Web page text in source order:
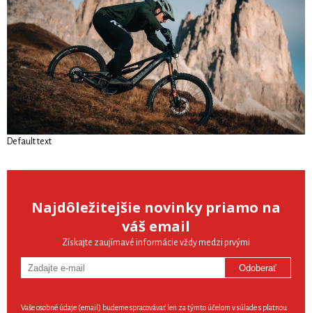
Default text
Najdôležitejšie novinky priamo na
váš email
Získajte zaujímavé informácie vždy medzi prvými
Odoberať
Vaše osobné údaje (email) budeme spracovávať len za týmto účelom v súlade s platnou